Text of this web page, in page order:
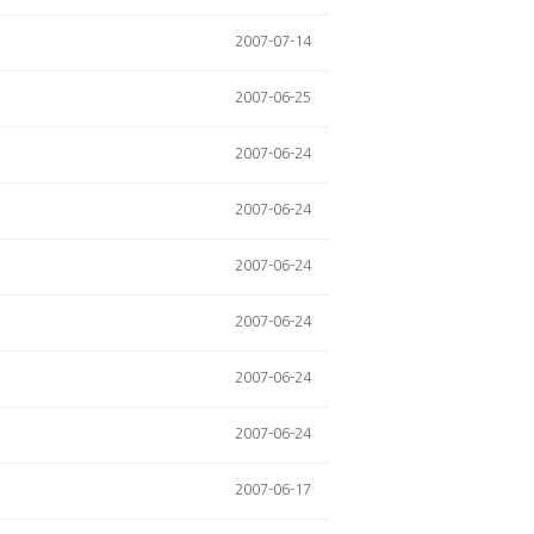
2007-07-14
2007-06-25
2007-06-24
2007-06-24
2007-06-24
2007-06-24
2007-06-24
2007-06-24
2007-06-17